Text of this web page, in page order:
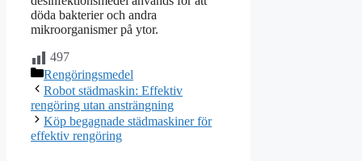
döda bakterier och andra
mikroorganismer på ytor.
497
Kategorier
Rengöringsmedel
Robot städmaskin: Effektiv
rengöring utan ansträngning
Köp begagnade städmaskiner för
effektiv rengöring